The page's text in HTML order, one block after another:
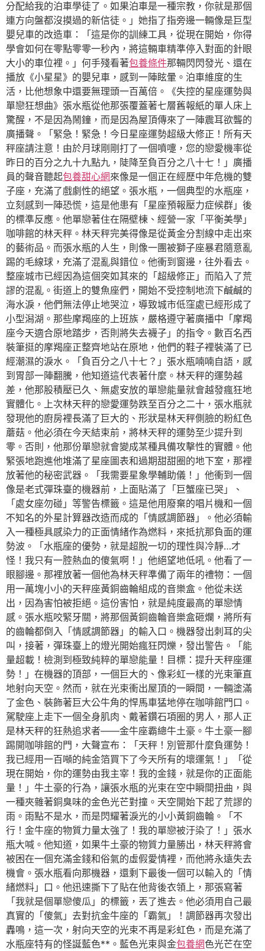
分配給我的泊車學徒了。如果泊車是一種宗教，你就是那個
連方向盤都沒摸過的新信徒。」她指了指旁邊一輛像是巨型
嬰兒車的改造車：「這是你的訓練工具，從現在開始，你得
學會如何在零點零零一秒內，將這輛車精準停入對面的針眼
大小的車位裡。」何手殘看著包養條件那輛閃閃發光、還在
播放《小星星》的嬰兒車，感到一陣眩暈。泊車維度的生
活，比他想象中還要無理頭一百萬倍。《失控的星座運勢與
單戀狂想曲》張水瓶從他那張覆蓋著七層舊報紙的單人床上
驚醒，不是因為鬧鐘，而是因為屋頂傳來了一陣震耳欲聾的
廣播聲。「緊急！緊急！今日星座運勢超級大修正！所有天
秤座請注意！由於月球剛剛打了一個噴嚏，您的戀愛機率從
昨日的百分之九十九點九，陡降至負百分之八十七！」廣播
員的聲音聽起包養甜心網來像是一個正在經歷中年危機的雙
子座，充滿了戲劇性的絕望。張水瓶，一個典型的水瓶座，
立刻感到一陣恐慌，這是他患有「星座預報壓力症候群」後
的標準反應。他單戀著住在隔壁棟、經營一家「平衡美學」
咖啡館的林天秤。林天秤完美得像是從黃金分割線中走出來
的藝術品。而張水瓶的人生，則像一團被獅子座暴君隨意亂
踢的毛線球，充滿了混亂與錯位。他衝到窗邊，往外看去。
整座城市已經因為這個突如其來的「超級修正」而陷入了荒
謬的混亂。街道上的雙魚座們，開始不受控制地流下鹹鹹的
海水淚，他們無法停止地哭泣，導致城市低窪處已經形成了
小型潟湖。那些摩羯座的上班族，嚴格遵守著廣播中「摩羯
座今天適合原地踏步，否則將失去襪子」的指令。數百名西
裝筆挺的摩羯座正整齊地站在原地，他們的鞋子裡裝滿了已
經潮濕的淚水。「負百分之八十七？」張水瓶喃喃自語，感
到胃部一陣翻騰，他知道這代表著什麼。林天秤的運勢越
差，他那股積壓已久、無處安放的單戀能量就會越發瘋狂地
實體化。上次林天秤的戀愛運勢跌至百分之二十，張水瓶就
發現他的廚房裡長滿了巨大的、形狀是林天秤側臉的粉紅色
蘑菇。他必須在今天結束前，將林天秤的運勢至少提升到
零。否則，他那份單戀就會變成某種具備攻擊性的實體。他
緊張地跑進他堆滿了星座圖表和過期甜甜圈的地下室，那裡
放著他的秘密武器。「我需要星象學輔助儀！」他衝到一個
像是老式彈珠臺的機器前，上面貼滿了「巨蟹座已哭」、
「處女座勿碰」等警告標籤。這是他用廢棄的唱片機和一個
不知名的外星計算器改造而成的「情感調節器」。他必須輸
入一種極具感染力的正面情緒作為燃料，來抵抗那負面的運
勢波。「水瓶座的優勢，就是超脫一切的理性與冷靜…才
怪！我只有一腔熱血的傻氣啊！」他絕望地低吼。他看了一
眼腳邊。那裡放著一個他為林天秤準備了兩年的禮物：一個
用一萬塊小小的天秤座黃銅齒輪組成的音樂盒。他從未送
出，因為害怕被拒絕。這份害怕，就是純度最高的單戀情
感。張水瓶咬緊牙關，將那個黃銅齒輪音樂盒砸爛，將所有
的齒輪都倒入「情感調節器」的輸入口。機器發出刺耳的尖
叫，接著，彈珠臺上的燈光開始瘋狂閃爍，發出警告。「能
量超載！檢測到極致純粹的單戀能量！目標：提升天秤座運
勢！」在機器的頂部，一個巨大的、像彩虹一樣的光束筆直
地射向天空。然而，就在光束衝出屋頂的一瞬間，一輛塗滿
了金色、裝飾著巨大公牛角的悍馬車猛地停在咖啡館門口。
駕駛座上走下一個全身肌肉、戴著鑽石項圈的男人，那人正
是林天秤的狂熱追求者——金牛座霸總牛土豪。牛土豪一腳
踢開咖啡館的門，大聲宣布：「天秤！別管那什麼負運勢！
我已經用一百噸的純金箔買下了今天所有的壞運氣！」「從
現在開始，你的運勢由我主宰！我的金錢，就是你的正面能
量！」牛土豪的行為，讓張水瓶的光束在空中瞬間扭曲，與
一種夾雜著銅臭味的金色光芒對撞。天空開始下起了荒謬的
雨。雨點不是水，而是閃耀著淚光的小小黃銅齒輪。「不
行！金牛座的物質力量太強了！我的單戀被汙染了！」張水
瓶大喊。他知道，如果牛土豪的物質力量勝出，林天秤將會
被困在一個充滿金錢和俗氣的虛假愛情裡，而他將永遠失去
機會。張水瓶看向那機器，還剩下最後一個可以輸入的「情
緒燃料」口。他迅速撕下了貼在他背後衣領上，那張寫著
「我就是個單戀傻瓜」的標籤，丟了進去。他必須用自己最
真實的「傻氣」去對抗金牛座的「霸氣」！調節器再次發出
轟鳴，這一次，射向天空的光束不再是彩虹色，而是充滿了
水瓶座特有的怪誕藍色**。藍色光束與金包養網色光芒在空